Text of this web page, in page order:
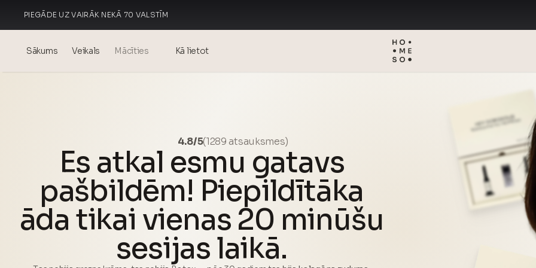
PIEGĀDE UZ VAIRĀK NEKĀ 70 VALSTĪM
Sākums Veikals Mācīties
Mezoterapija – zinātne un
ieguvumi
theOnehydrocollagen
Biežāk uzdotie jautājumi
Par mums
Kā lietot
4.8/5(1289 atsauksmes)
Es atkal esmu gatavs
pašbildēm! Piepildītāka
āda tikai vienas 20 minūšu
sesijas laikā.